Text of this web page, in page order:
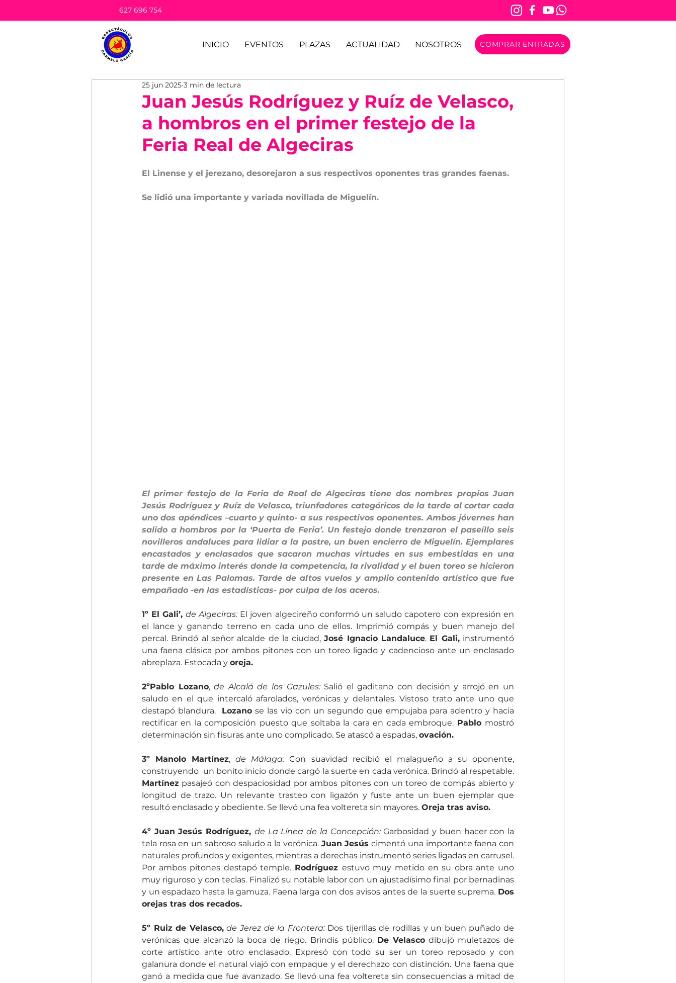
627 696 754
INICIO EVENTOS PLAZAS ACTUALIDAD NOSOTROS COMPRAR ENTRADAS
Juan Jesús Rodríguez y Ruíz de Velasco,
a hombros en el primer festejo de la
Feria Real de Algeciras
25 jun 2025 3 min de lectura
El Linense y el jerezano, desorejaron a sus respectivos oponentes tras grandes faenas.
Se lidió una importante y variada novillada de Miguelín.
El primer festejo de la Feria de Real de Algeciras tiene dos nombres propios Juan
Jesús Rodríguez y Ruíz de Velasco, triunfadores categóricos de la tarde al cortar cada
uno dos apéndices –cuarto y quinto- a sus respectivos oponentes. Ambos jóvernes han
salido a hombros por la ‘Puerta de Feria’. Un festejo donde trenzaron el paseíllo seis
novilleros andaluces para lidiar a la postre, un buen encierro de Miguelín. Ejemplares
encastados y enclasados que sacaron muchas virtudes en sus embestidas en una
tarde de máximo interés donde la competencia, la rivalidad y el buen toreo se hicieron
presente en Las Palomas. Tarde de altos vuelos y amplio contenido artístico que fue
empañado -en las estadísticas- por culpa de los aceros.
1º El Gali’, de Algeciras: El joven algecireño conformó un saludo capotero con expresión en
el lance y ganando terreno en cada uno de ellos. Imprimió compás y buen manejo del
percal. Brindó al señor alcalde de la ciudad, José Ignacio Landaluce. El Gali, instrumentó
una faena clásica por ambos pitones con un toreo ligado y cadencioso ante un enclasado
abreplaza. Estocada y oreja.
2ºPablo Lozano, de Alcalá de los Gazules: Salió el gaditano con decisión y arrojó en un
saludo en el que intercaló afarolados, verónicas y delantales. Vistoso trato ante uno que
destapó blandura. Lozano se las vio con un segundo que empujaba para adentro y hacia
rectificar en la composición puesto que soltaba la cara en cada embroque. Pablo mostró
determinación sin fisuras ante uno complicado. Se atascó a espadas, ovación.
3º Manolo Martínez, de Málaga: Con suavidad recibió el malagueño a su oponente,
Martínez pasajeó con despaciosidad por ambos pitones con un toreo de compás abierto y
longitud de trazo. Un relevante trasteo con ligazón y fuste ante un buen ejemplar que
resultó enclasado y obediente. Se llevó una fea voltereta sin mayores. Oreja tras aviso.
4º Juan Jesús Rodríguez, de La Línea de la Concepción: Garbosidad y buen hacer con la
tela rosa en un sabroso saludo a la verónica. Juan Jesús cimentó una importante faena con
naturales profundos y exigentes, mientras a derechas instrumentó series ligadas en carrusel.
Por ambos pitones destapó temple. Rodríguez estuvo muy metido en su obra ante uno
muy riguroso y con teclas. Finalizó su notable labor con un ajustadísimo final por bernadinas
y un espadazo hasta la gamuza. Faena larga con dos avisos antes de la suerte suprema. Dos
orejas tras dos recados.
5º Ruiz de Velasco, de Jerez de la Frontera: Dos tijerillas de rodillas y un buen puñado de
verónicas que alcanzó la boca de riego. Brindis público. De Velasco dibujó muletazos de
corte artístico ante otro enclasado. Expresó con todo su ser un toreo reposado y con
galanura donde el natural viajó con empaque y el derechazo con distinción. Una faena que
ganó a medida que fue avanzado. Se llevó una fea voltereta sin consecuencias a mitad de